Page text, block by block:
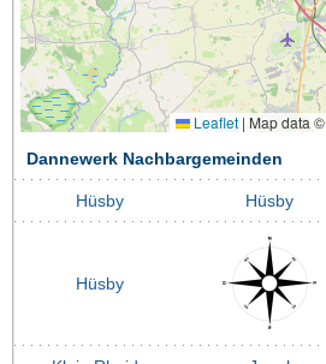
Leaflet | Map data ©
Dannewerk Nachbargemeinden
Hüsby Hüsby
Hüsby